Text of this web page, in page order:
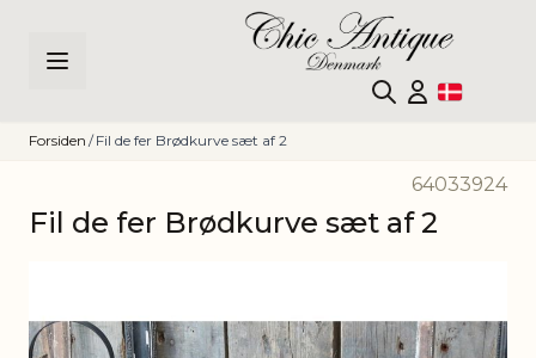
Forsiden / Fil de fer Brødkurve sæt af 2
64033924
Fil de fer Brødkurve sæt af 2